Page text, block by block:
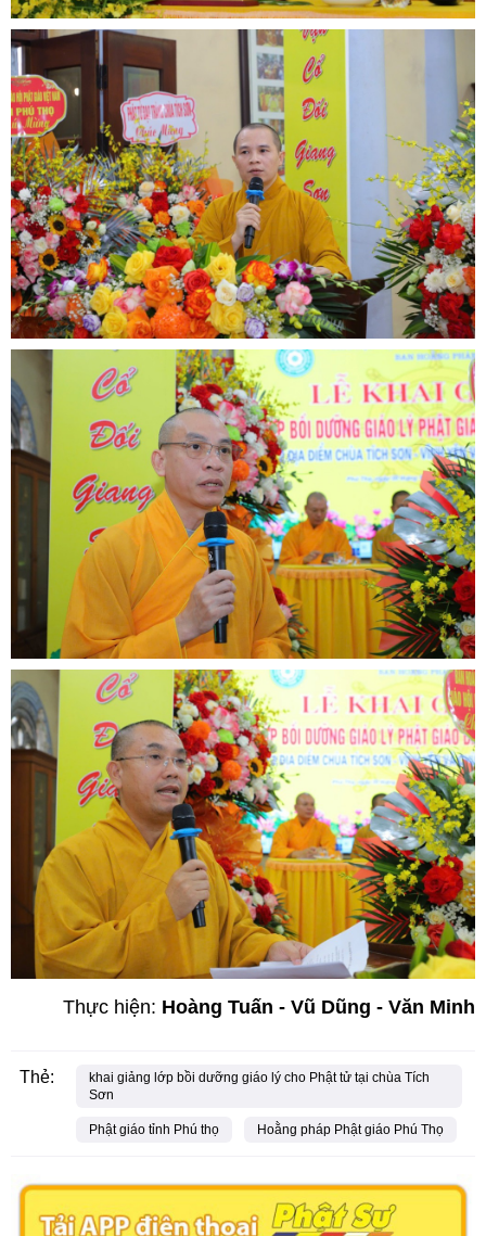
Thực hiện: Hoàng Tuấn - Vũ Dũng - Văn Minh
Thẻ:
khai giảng lớp bồi dưỡng giáo lý cho Phật tử tại chùa Tích
Sơn
Phật giáo tỉnh Phú thọ Hoằng pháp Phật giáo Phú Thọ